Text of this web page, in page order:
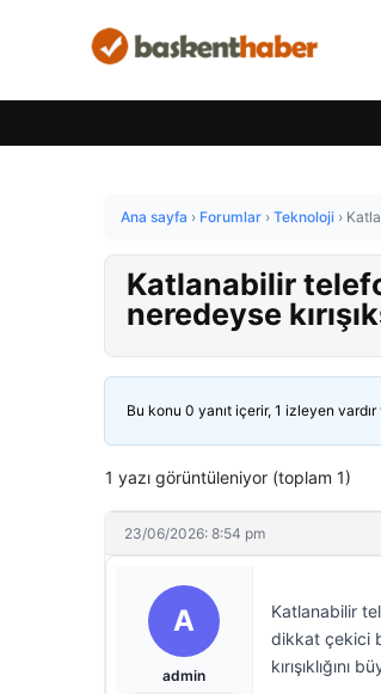
Ana sayfa › Forumlar › Teknoloji ›
Katlanabilir
neredeyse
Bu konu 0 yanıt içerir, 1 izleyen vardır
1 yazı görüntüleniyor (toplam 1)
23/06/2026: 8:54 pm
A
admin
Katlanabilir
dikkat çekici